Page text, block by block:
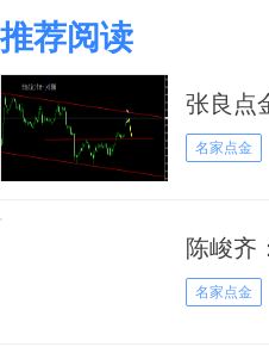
推荐阅读
张良点
名家点金
陈峻齐
做多
名家点金